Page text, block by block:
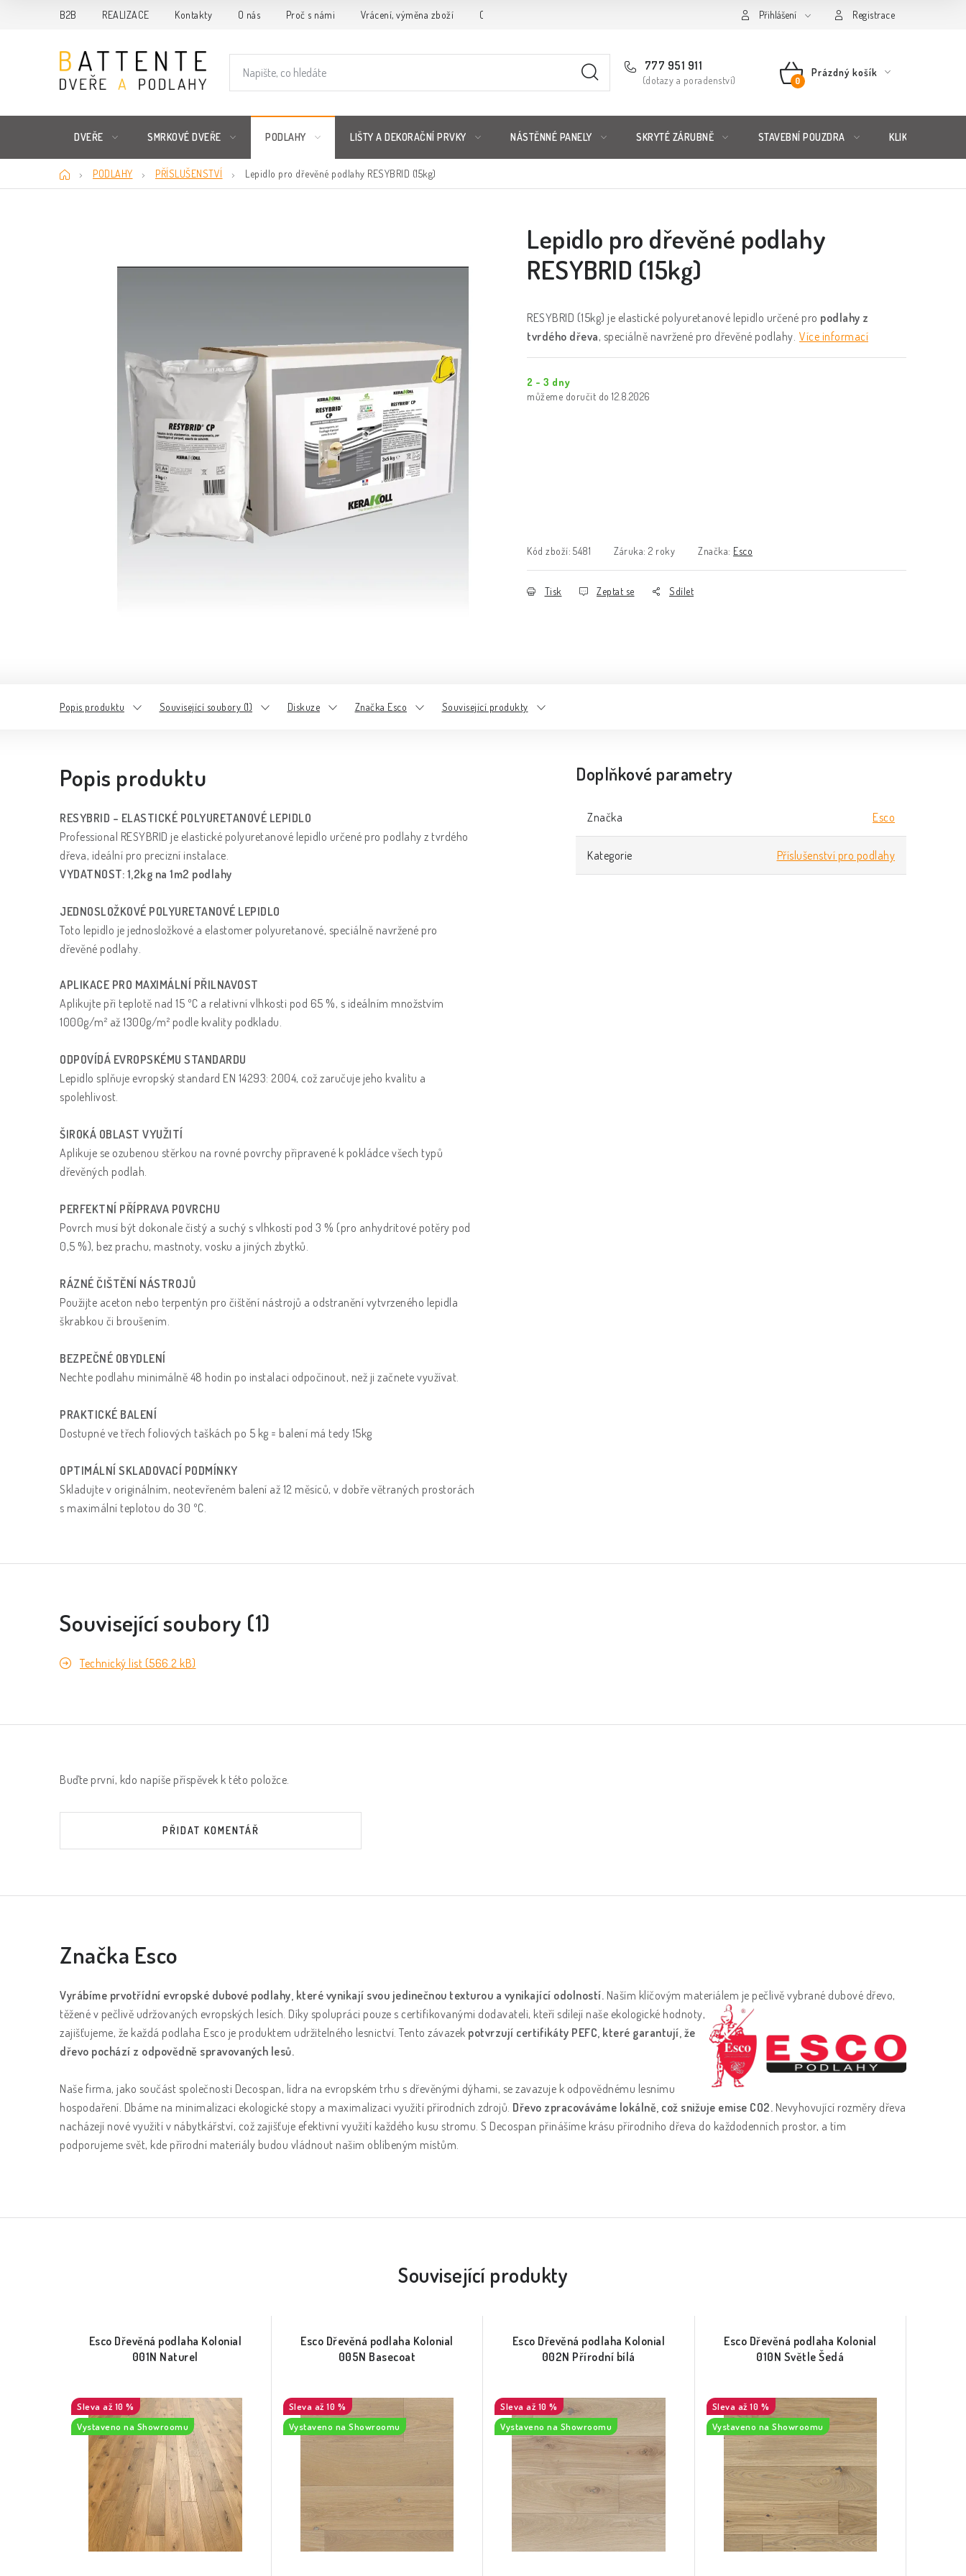
B2B REALIZACE Kontakty O nás Proč s námi Vrácení, výměna zboží Obchodní podmínky Posuzování Jakosti GDPR FAQ
Přihlášení Registrace
777 951 911
(dotazy a poradenství)
NÁKUPNÍ
Prázdný košík
DVEŘE SMRKOVÉ DVEŘE PODLAHY LIŠTY A DEKORAČNÍ PRVKY NÁSTĚNNÉ PANELY SKRYTÉ ZÁRUBNĚ STAVEBNÍ POUZDRA KLIKY & KOVÁNÍ
DomůPODLAHY PŘÍSLUŠENSTVÍ Lepidlo pro dřevěné podlahy RESYBRID (15kg)
Lepidlo pro dřevěné podlahy
RESYBRID (15kg)
RESYBRID (15kg) je elastické polyuretanové lepidlo určené pro podlahy z
tvrdého dřeva, speciálně navržené pro dřevěné podlahy. Více informací
2 - 3 dny
12.8.2026
Kód zboží: 5481 Záruka: 2 roky Značka: Esco
Tisk Zeptat se Sdílet
Popis produktu Související soubory (1) Diskuze Značka Esco Související produkty
Popis produktu
RESYBRID – ELASTICKÉ POLYURETANOVÉ LEPIDLO
Professional RESYBRID je elastické polyuretanové lepidlo určené pro podlahy z tvrdého
dřeva, ideální pro precizní instalace.
VYDATNOST: 1,2kg na 1m2 podlahy
JEDNOSLOŽKOVÉ POLYURETANOVÉ LEPIDLO
Toto lepidlo je jednosložkové a elastomer polyuretanové, speciálně navržené pro
dřevěné podlahy.
APLIKACE PRO MAXIMÁLNÍ PŘILNAVOST
Aplikujte při teplotě nad 15 ºC a relativní vlhkosti pod 65 %, s ideálním množstvím
1000g/m² až 1300g/m² podle kvality podkladu.
ODPOVÍDÁ EVROPSKÉMU STANDARDU
Lepidlo splňuje evropský standard EN 14293: 2004, což zaručuje jeho kvalitu a
spolehlivost.
ŠIROKÁ OBLAST VYUŽITÍ
Aplikuje se ozubenou stěrkou na rovné povrchy připravené k pokládce všech typů
dřevěných podlah.
PERFEKTNÍ PŘÍPRAVA POVRCHU
Povrch musí být dokonale čistý a suchý s vlhkostí pod 3 % (pro anhydritové potěry pod
0,5 %), bez prachu, mastnoty, vosku a jiných zbytků.
RÁZNÉ ČIŠTĚNÍ NÁSTROJŮ
Použijte aceton nebo terpentýn pro čištění nástrojů a odstranění vytvrzeného lepidla
škrabkou či broušením.
BEZPEČNÉ OBYDLENÍ
Nechte podlahu minimálně 48 hodin po instalaci odpočinout, než ji začnete využívat.
PRAKTICKÉ BALENÍ
Dostupné ve třech foliových taškách po 5 kg = balení má tedy 15kg
OPTIMÁLNÍ SKLADOVACÍ PODMÍNKY
Skladujte v originálním, neotevřeném balení až 12 měsíců, v dobře větraných prostorách
s maximální teplotou do 30 ºC.
Doplňkové parametry
Značka Esco
Kategorie Příslušenství pro podlahy
Související soubory (1)
Technický list (566.2 kB)
Buďte první, kdo napíše příspěvek k této položce.
PŘIDAT KOMENTÁŘ
Značka Esco
Vyrábíme prvotřídní evropské dubové podlahy, které vynikají svou jedinečnou texturou a vynikající odolností. Naším klíčovým materiálem je pečlivě vybrané dubové dřevo,
těžené v pečlivě udržovaných evropských lesích. Díky spolupráci pouze s certifikovanými dodavateli, kteří sdílejí naše ekologické hodnoty,
zajišťujeme, že každá podlaha Esco je produktem udržitelného lesnictví. Tento závazek potvrzují certifikáty PEFC, které garantují, že
dřevo pochází z odpovědně spravovaných lesů.
Naše firma, jako součást společnosti Decospan, lídra na evropském trhu s dřevěnými dýhami, se zavazuje k odpovědnému lesnímu
hospodaření. Dbáme na minimalizaci ekologické stopy a maximalizaci využití přírodních zdrojů. Dřevo zpracováváme lokálně, což snižuje emise CO2. Nevyhovující rozměry dřeva
nacházejí nové využití v nábytkářství, což zajišťuje efektivní využití každého kusu stromu. S Decospan přinášíme krásu přírodního dřeva do každodenních prostor, a tím
podporujeme svět, kde přírodní materiály budou vládnout našim oblíbeným místům.
Související produkty
Esco Dřevěná podlaha Kolonial
001N Naturel
až 10 %
Vystaveno na Showroomu
Esco Dřevěná podlaha Kolonial
005N Basecoat
až 10 %
Vystaveno na Showroomu
Esco Dřevěná podlaha Kolonial
002N Přírodní bílá
až 10 %
Vystaveno na Showroomu
Esco Dřevěná podlaha Kolonial
010N Světle Šedá
až 10 %
Vystaveno na Showroomu